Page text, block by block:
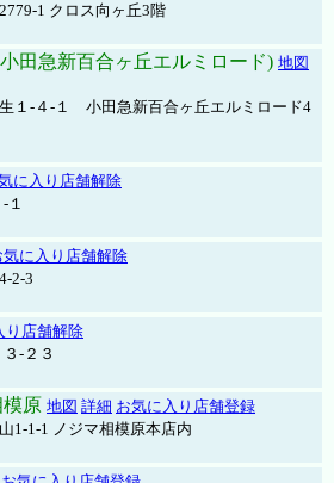
1 クロス向ヶ丘3階
田急新百合ヶ丘エルミロード) 地図
１-４-１ 小田急新百合ヶ丘エルミロード4
に入り店舗解除
１
気に入り店舗解除
2-3
り店舗解除
-２３
原 地図 詳細 お気に入り店舗登録
1-1-1 ノジマ相模原本店内